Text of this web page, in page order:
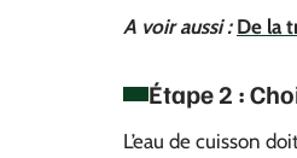
A voir aussi : De la
Étape 2 :
L’eau de cuisson